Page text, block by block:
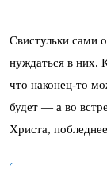
Свистульки сами
нуждаться в них.
что наконец-то
будет — а во
Христа,